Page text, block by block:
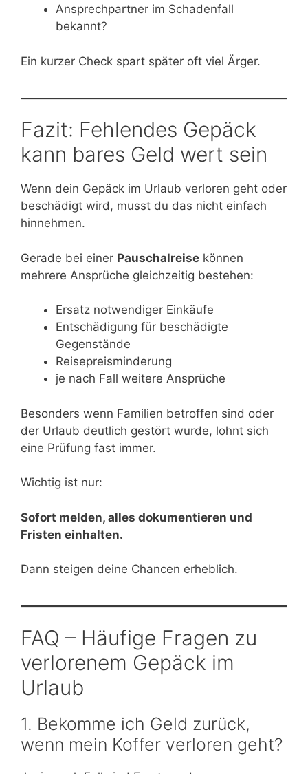
Ansprechpartner im Schadenfall
bekannt?
Ein kurzer Check spart später oft viel Ärger.
Fazit: Fehlendes Gepäck
kann bares Geld wert sein
Wenn dein Gepäck im Urlaub verloren geht oder
beschädigt wird, musst du das nicht einfach
hinnehmen.
Gerade bei einer Pauschalreise können
mehrere Ansprüche gleichzeitig bestehen:
Ersatz notwendiger Einkäufe
Entschädigung für beschädigte
Gegenstände
Reisepreisminderung
je nach Fall weitere Ansprüche
Besonders wenn Familien betroffen sind oder
der Urlaub deutlich gestört wurde, lohnt sich
eine Prüfung fast immer.
Wichtig ist nur:
Sofort melden, alles dokumentieren und
Fristen einhalten.
Dann steigen deine Chancen erheblich.
FAQ – Häufige Fragen zu
verlorenem Gepäck im
Urlaub
1. Bekomme ich Geld zurück,
wenn mein Koffer verloren geht?